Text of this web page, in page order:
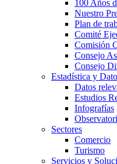
100 Años
Nuestro
Plan de
Comité
Comisión
Consejo
Consejo
Estadística y
Datos
Estudios
Infografías
Sectores
Comercio
Turismo
Servicios y